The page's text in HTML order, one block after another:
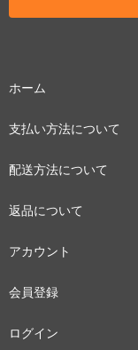
ホーム
支払い方法について
配送方法について
返品について
アカウント
会員登録
ログイン